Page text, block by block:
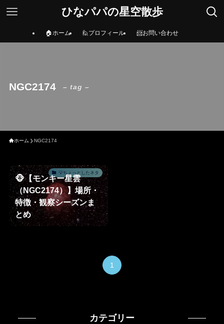
ひなパパの星空散歩
🏠ホーム 🙋プロフィール 📨お問い合わせ
NGC2174 – tag –
ホーム NGC2174
💡ちょっとしたネタ
🐵【モンキー星雲
（NGC2174）】場所・
特徴・観察シーズンま
とめ
1
カテゴリー